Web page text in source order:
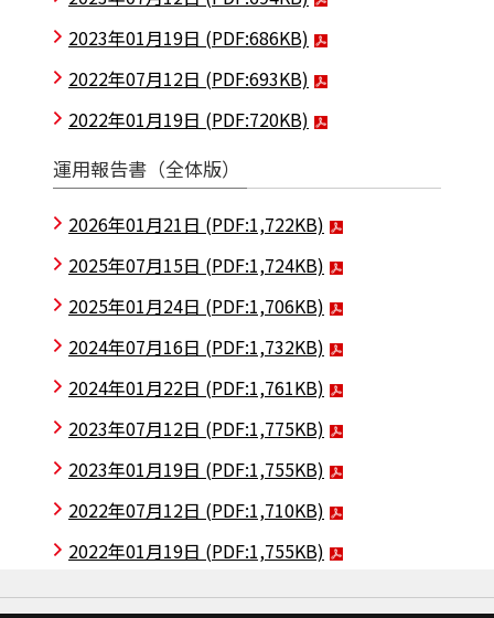
2023年01月19日 (PDF:686KB)
2022年07月12日 (PDF:693KB)
2022年01月19日 (PDF:720KB)
運用報告書（全体版）
2026年01月21日 (PDF:1,722KB)
2025年07月15日 (PDF:1,724KB)
2025年01月24日 (PDF:1,706KB)
2024年07月16日 (PDF:1,732KB)
2024年01月22日 (PDF:1,761KB)
2023年07月12日 (PDF:1,775KB)
2023年01月19日 (PDF:1,755KB)
2022年07月12日 (PDF:1,710KB)
2022年01月19日 (PDF:1,755KB)